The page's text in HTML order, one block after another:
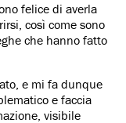
felice di averla
così come sono
che hanno fatto
e mi fa dunque
e faccia
visibile